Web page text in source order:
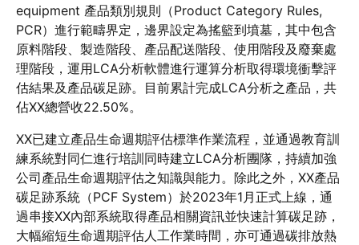
equipment 產品類別規則（Product Category Rules,
PCR）進行範疇界定，邊界設定為搖籃到墳墓，其中包含
原料階段、製造階段、產品配送階段、使用階段及廢棄處
理階段，運用LCA分析軟體進行運算分析取得環境衝擊評
估結果及產品碳足跡。目前累計完成LCA分析之產品，共
佔XX總營收22.50%。
XX已建立產品生命週期評估標準作業流程，並通過教育訓
練系統對同仁進行培訓同時建立LCA分析團隊，持續加強
公司產品生命週期評估之知識與能力。除此之外，XX產品
碳足跡系統（PCF System）於2023年1月正式上線，通
過串接XX內部系統取得產品相關資訊並快速計算碳足跡，
大幅縮短生命週期評估人工作業時間，亦可通過碳排放熱